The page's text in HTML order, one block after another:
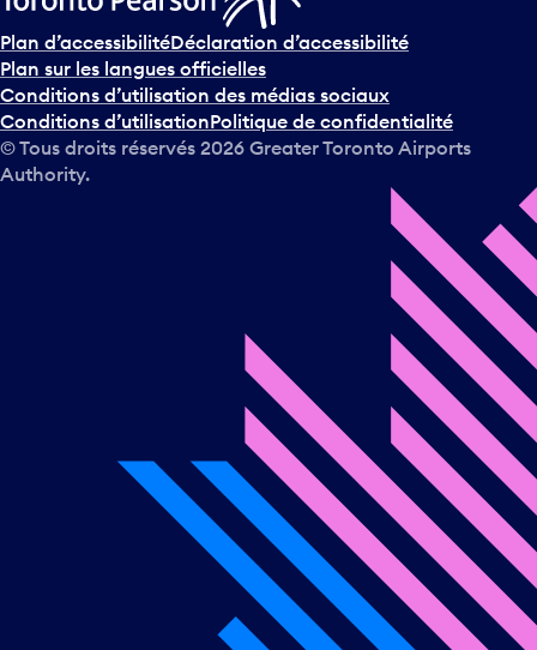
Plan d’accessibilitéDéclaration d’accessibilité
Plan sur les langues officielles
Conditions d’utilisation des médias sociaux
Conditions d’utilisationPolitique de confidentialité
© Tous droits réservés 2026 Greater Toronto Airports
Authority.